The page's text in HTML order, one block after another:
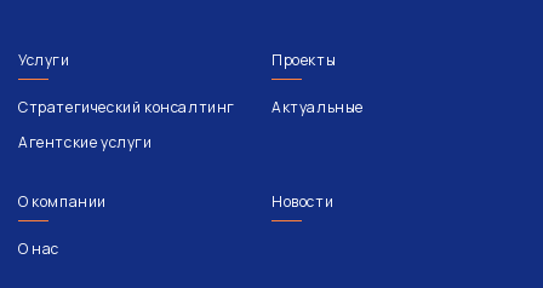
Услуги
Стратегический консалтинг
Агентские услуги
Проекты
Актуальные
О компании
О нас
Новости